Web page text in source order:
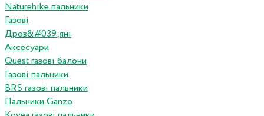
Naturehike пальники
Газові
Дров&#039;яні
Аксесуари
Quest газові балони
Газові пальники
BRS газові пальники
Пальники Ganzo